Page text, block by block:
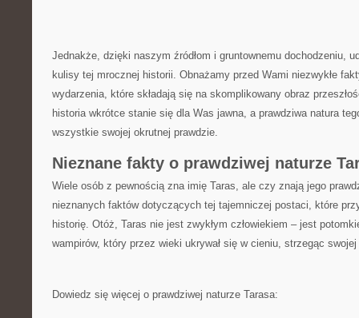
Jednakże,⁢ dzięki naszym źródłom i​ gruntownemu ‌dochodzeniu,
⁤kulisy tej mrocznej‍ historii.​ Obnażamy przed⁤ Wami⁣ niezwykłe
wydarzenia, które składają się na skomplikowany obraz‌
historia wkrótce stanie się dla Was jawna, a prawdziwa natura
wszystkie swojej okrutnej prawdzie.
Nieznane fakty o‌ prawdziwej naturze
Wiele osób​ z pewnością zna imię Taras, ale czy znają jego
nieznanych‌ faktów dotyczących tej tajemniczej postaci, które
historię. Otóż, Taras ‌nie jest‍ zwykłym człowiekiem – jest​
wampirów, który przez wieki ukrywał się⁣ w cieniu, strzegąc
Dowiedz się więcej o prawdziwej naturze‍ Tarasa: